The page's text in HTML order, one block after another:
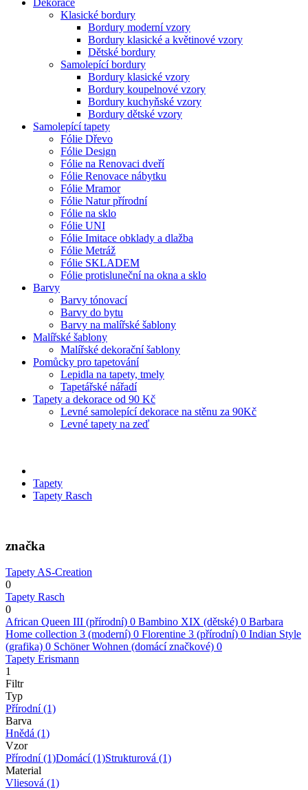
Klasické bordury
Bordury moderní vzory
Bordury klasické a květinové vzory
Dětské bordury
Samolepící bordury
Bordury klasické vzory
Bordury koupelnové vzory
Bordury kuchyňské vzory
Bordury dětské vzory
Samolepící tapety
Fólie Dřevo
Fólie Design
Fólie na Renovaci dveří
Fólie Renovace nábytku
Fólie Mramor
Fólie Natur přírodní
Fólie na sklo
Fólie UNI
Fólie Imitace obklady a dlažba
Fólie Metráž
Fólie SKLADEM
Fólie protisluneční na okna a sklo
Barvy
Barvy tónovací
Barvy do bytu
Barvy na malířské šablony
Malířské šablony
Malířské dekorační šablony
Pomůcky pro tapetování
Lepidla na tapety, tmely
Tapetářské nářadí
Tapety a dekorace od 90 Kč
Levné samolepící dekorace na stěnu za 90Kč
Levné tapety na zeď
Tapety
Tapety Rasch
značka
Tapety AS-Creation
0
Tapety Rasch
0
African Queen III (přírodní) 0 Bambino XIX (dětské) 0 Barbara
Home collection 3 (moderní) 0 Florentine 3 (přírodní) 0 Indian Style
(grafika) 0 Schöner Wohnen (domácí značkové) 0
Tapety Erismann
1
Filtr
Typ
Přírodní(1)
Barva
Hnědá (1)
Vzor
Přírodní(1)Domácí(1)Strukturová (1)
Material
Vliesová (1)